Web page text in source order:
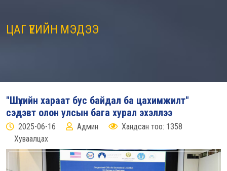
ЦАГ ҮЕИЙН МЭДЭЭ
"Шүүхийн хараат бус байдал ба цахимжилт"
сэдэвт олон улсын бага хурал эхэллээ
2025-06-16 Админ
Хандсан тоо: 1358
Хуваалцах